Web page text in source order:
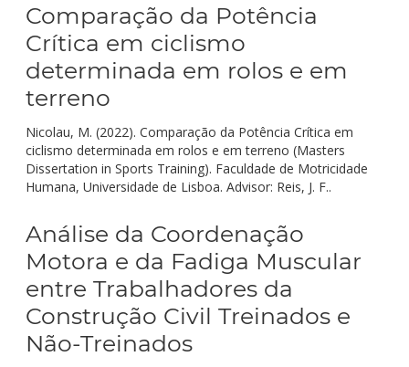
Comparação da Potência
Crítica em ciclismo
determinada em rolos e em
terreno
Nicolau, M. (2022). Comparação da Potência Crítica em
ciclismo determinada em rolos e em terreno (Masters
Dissertation in Sports Training). Faculdade de Motricidade
Humana, Universidade de Lisboa. Advisor: Reis, J. F..
Análise da Coordenação
Motora e da Fadiga Muscular
entre Trabalhadores da
Construção Civil Treinados e
Não-Treinados